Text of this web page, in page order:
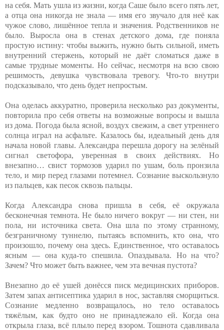
на себя. Мать ушла из жизни, когда Саше было всего пять лет,
а отца она никогда не знала — имя его звучало для неё как
чужое слово, лишённое тепла и значения. Родственников не
было. Выросла она в стенах детского дома, где поняла
простую истину: чтобы выжить, нужно быть сильной, иметь
внутренний стержень, который не даёт сломаться даже в
самые трудные моменты. Но сейчас, несмотря на всю свою
решимость, девушка чувствовала тревогу. Что-то внутри
подсказывало, что день будет непростым.
Она оделась аккуратно, проверила несколько раз документы,
повторила про себя ответы на возможные вопросы и вышла
из дома. Погода была ясной, воздух свежим, а свет утреннего
солнца играл на асфальте. Казалось бы, идеальный день для
начала новой главы. Александра перешла дорогу на зелёный
сигнал светофора, уверенная в своих действиях. Но
внезапно… свист тормозов ударил по ушам, боль пронзила
тело, и мир перед глазами потемнел. Сознание выскользнуло
из пальцев, как песок сквозь пальцы.
Когда Александра снова пришла в себя, её окружала
бесконечная темнота. Не было ничего вокруг — ни стен, ни
пола, ни источника света. Она шла по этому странному,
безграничному туннелю, пытаясь вспомнить, кто она, что
произошло, почему она здесь. Единственное, что оставалось
ясным — она куда-то спешила. Опаздывала. Но на что?
Зачем? Что может быть важнее, чем эта вечная пустота?
Внезапно до её ушей донёсся писк медицинских приборов.
Затем запах антисептика ударил в нос, заставляя сморщиться.
Сознание медленно возвращалось, но тело оставалось
тяжёлым, как будто оно не принадлежало ей. Когда она
открыла глаза, всё плыло перед взором. Тошнота сдавливала